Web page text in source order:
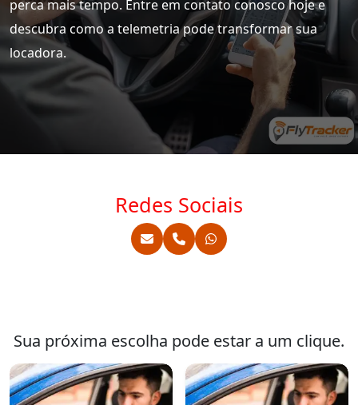
perca mais tempo. Entre em contato conosco hoje e
descubra como a telemetria pode transformar sua
locadora.
Redes Sociais
Sua próxima escolha pode estar a um clique.